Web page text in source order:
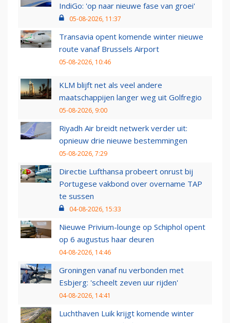
IndiGo: 'op naar nieuwe fase van groei'
05-08-2026, 11:37
Transavia opent komende winter nieuwe
route vanaf Brussels Airport
05-08-2026, 10:46
KLM blijft net als veel andere
maatschappijen langer weg uit Golfregio
05-08-2026, 9:00
Riyadh Air breidt netwerk verder uit:
opnieuw drie nieuwe bestemmingen
05-08-2026, 7:29
Directie Lufthansa probeert onrust bij
Portugese vakbond over overname TAP
te sussen
04-08-2026, 15:33
Nieuwe Privium-lounge op Schiphol opent
op 6 augustus haar deuren
04-08-2026, 14:46
Groningen vanaf nu verbonden met
Esbjerg: 'scheelt zeven uur rijden'
04-08-2026, 14:41
Luchthaven Luik krijgt komende winter